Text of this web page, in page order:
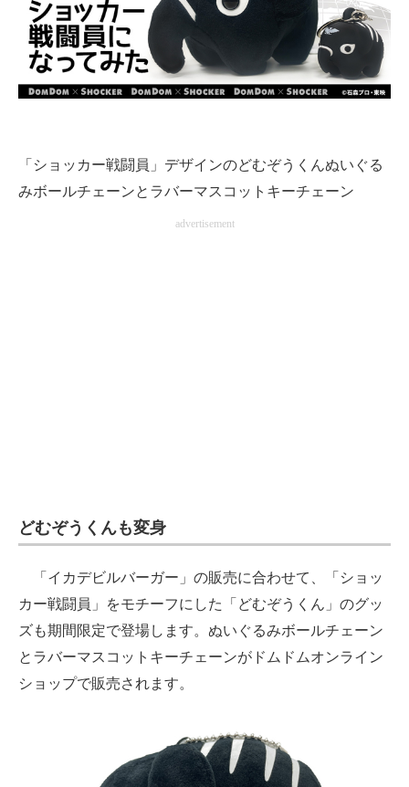
「ショッカー戦闘員」デザインのどむぞうくんぬいぐる
みボールチェーンとラバーマスコットキーチェーン
advertisement
どむぞうくんも変身
「イカデビルバーガー」の販売に合わせて、「ショッ
カー戦闘員」をモチーフにした「どむぞうくん」のグッ
ズも期間限定で登場します。ぬいぐるみボールチェーン
とラバーマスコットキーチェーンがドムドムオンライン
ショップで販売されます。